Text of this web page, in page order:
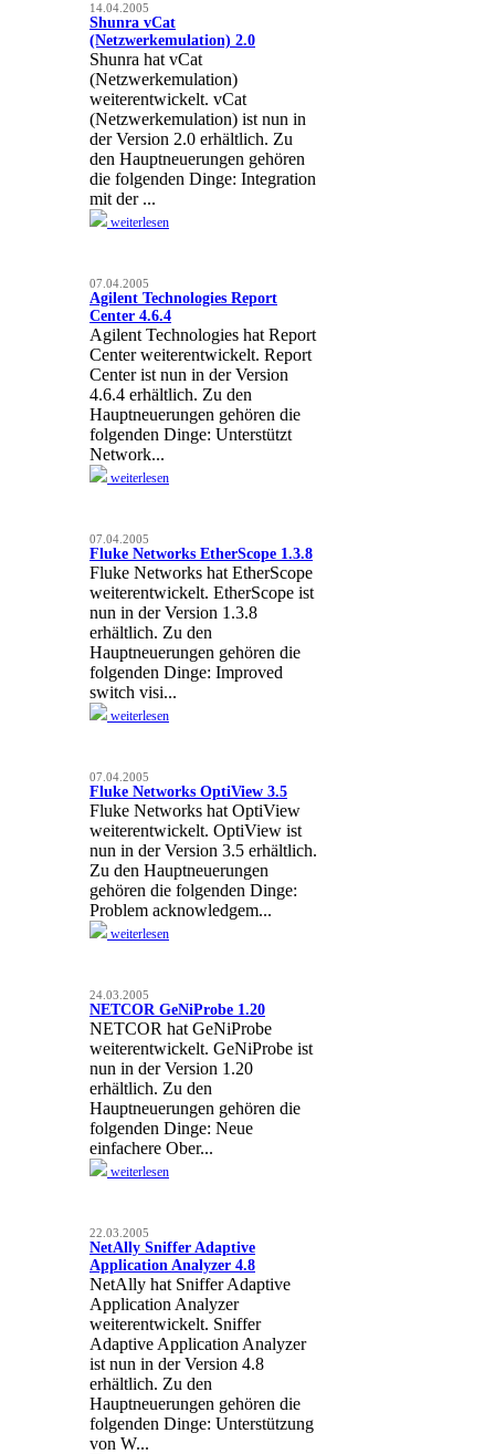
14.04.2005
Shunra vCat
(Netzwerkemulation) 2.0
Shunra hat vCat
(Netzwerkemulation)
weiterentwickelt. vCat
(Netzwerkemulation) ist nun in
der Version 2.0 erhältlich. Zu
den Hauptneuerungen gehören
die folgenden Dinge: Integration
mit der ...
weiterlesen
07.04.2005
Agilent Technologies Report
Center 4.6.4
Agilent Technologies hat Report
Center weiterentwickelt. Report
Center ist nun in der Version
4.6.4 erhältlich. Zu den
Hauptneuerungen gehören die
folgenden Dinge: Unterstützt
Network...
weiterlesen
07.04.2005
Fluke Networks EtherScope 1.3.8
Fluke Networks hat EtherScope
weiterentwickelt. EtherScope ist
nun in der Version 1.3.8
erhältlich. Zu den
Hauptneuerungen gehören die
folgenden Dinge: Improved
switch visi...
weiterlesen
07.04.2005
Fluke Networks OptiView 3.5
Fluke Networks hat OptiView
weiterentwickelt. OptiView ist
nun in der Version 3.5 erhältlich.
Zu den Hauptneuerungen
gehören die folgenden Dinge:
Problem acknowledgem...
weiterlesen
24.03.2005
NETCOR GeNiProbe 1.20
NETCOR hat GeNiProbe
weiterentwickelt. GeNiProbe ist
nun in der Version 1.20
erhältlich. Zu den
Hauptneuerungen gehören die
folgenden Dinge: Neue
einfachere Ober...
weiterlesen
22.03.2005
NetAlly Sniffer Adaptive
Application Analyzer 4.8
NetAlly hat Sniffer Adaptive
Application Analyzer
weiterentwickelt. Sniffer
Adaptive Application Analyzer
ist nun in der Version 4.8
erhältlich. Zu den
Hauptneuerungen gehören die
folgenden Dinge: Unterstützung
von W...